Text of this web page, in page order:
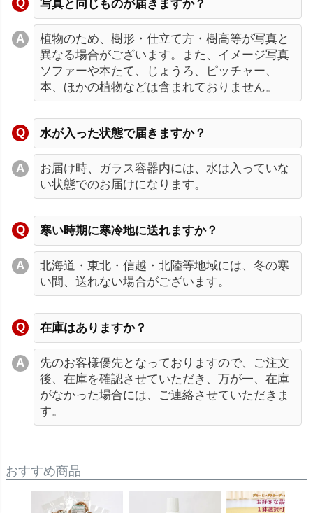
写真と同じものが届きますか？
植物のため、樹形・仕立て方・樹高等が写真と
異なる場合がございます。また、イメージ写真
ソファーや本たて、じょうろ、ピッチャー、
本、ほかの植物などは含まれておりません。
水が入った状態で届きますか？
お届け時、ガラス容器内には、水は入っていな
い状態でのお届けになります。
寒い時期に寒冷地に送れますか？
北海道・東北・信越・北陸等地域には、冬の寒
い間、送れない場合がございます。
在庫はありますか？
先のお客様優先となっておりますので、ご注文
後、在庫を確認させていただき、万が一、在庫
がなかった場合には、ご連絡させていただきま
す。
おすすめ商品